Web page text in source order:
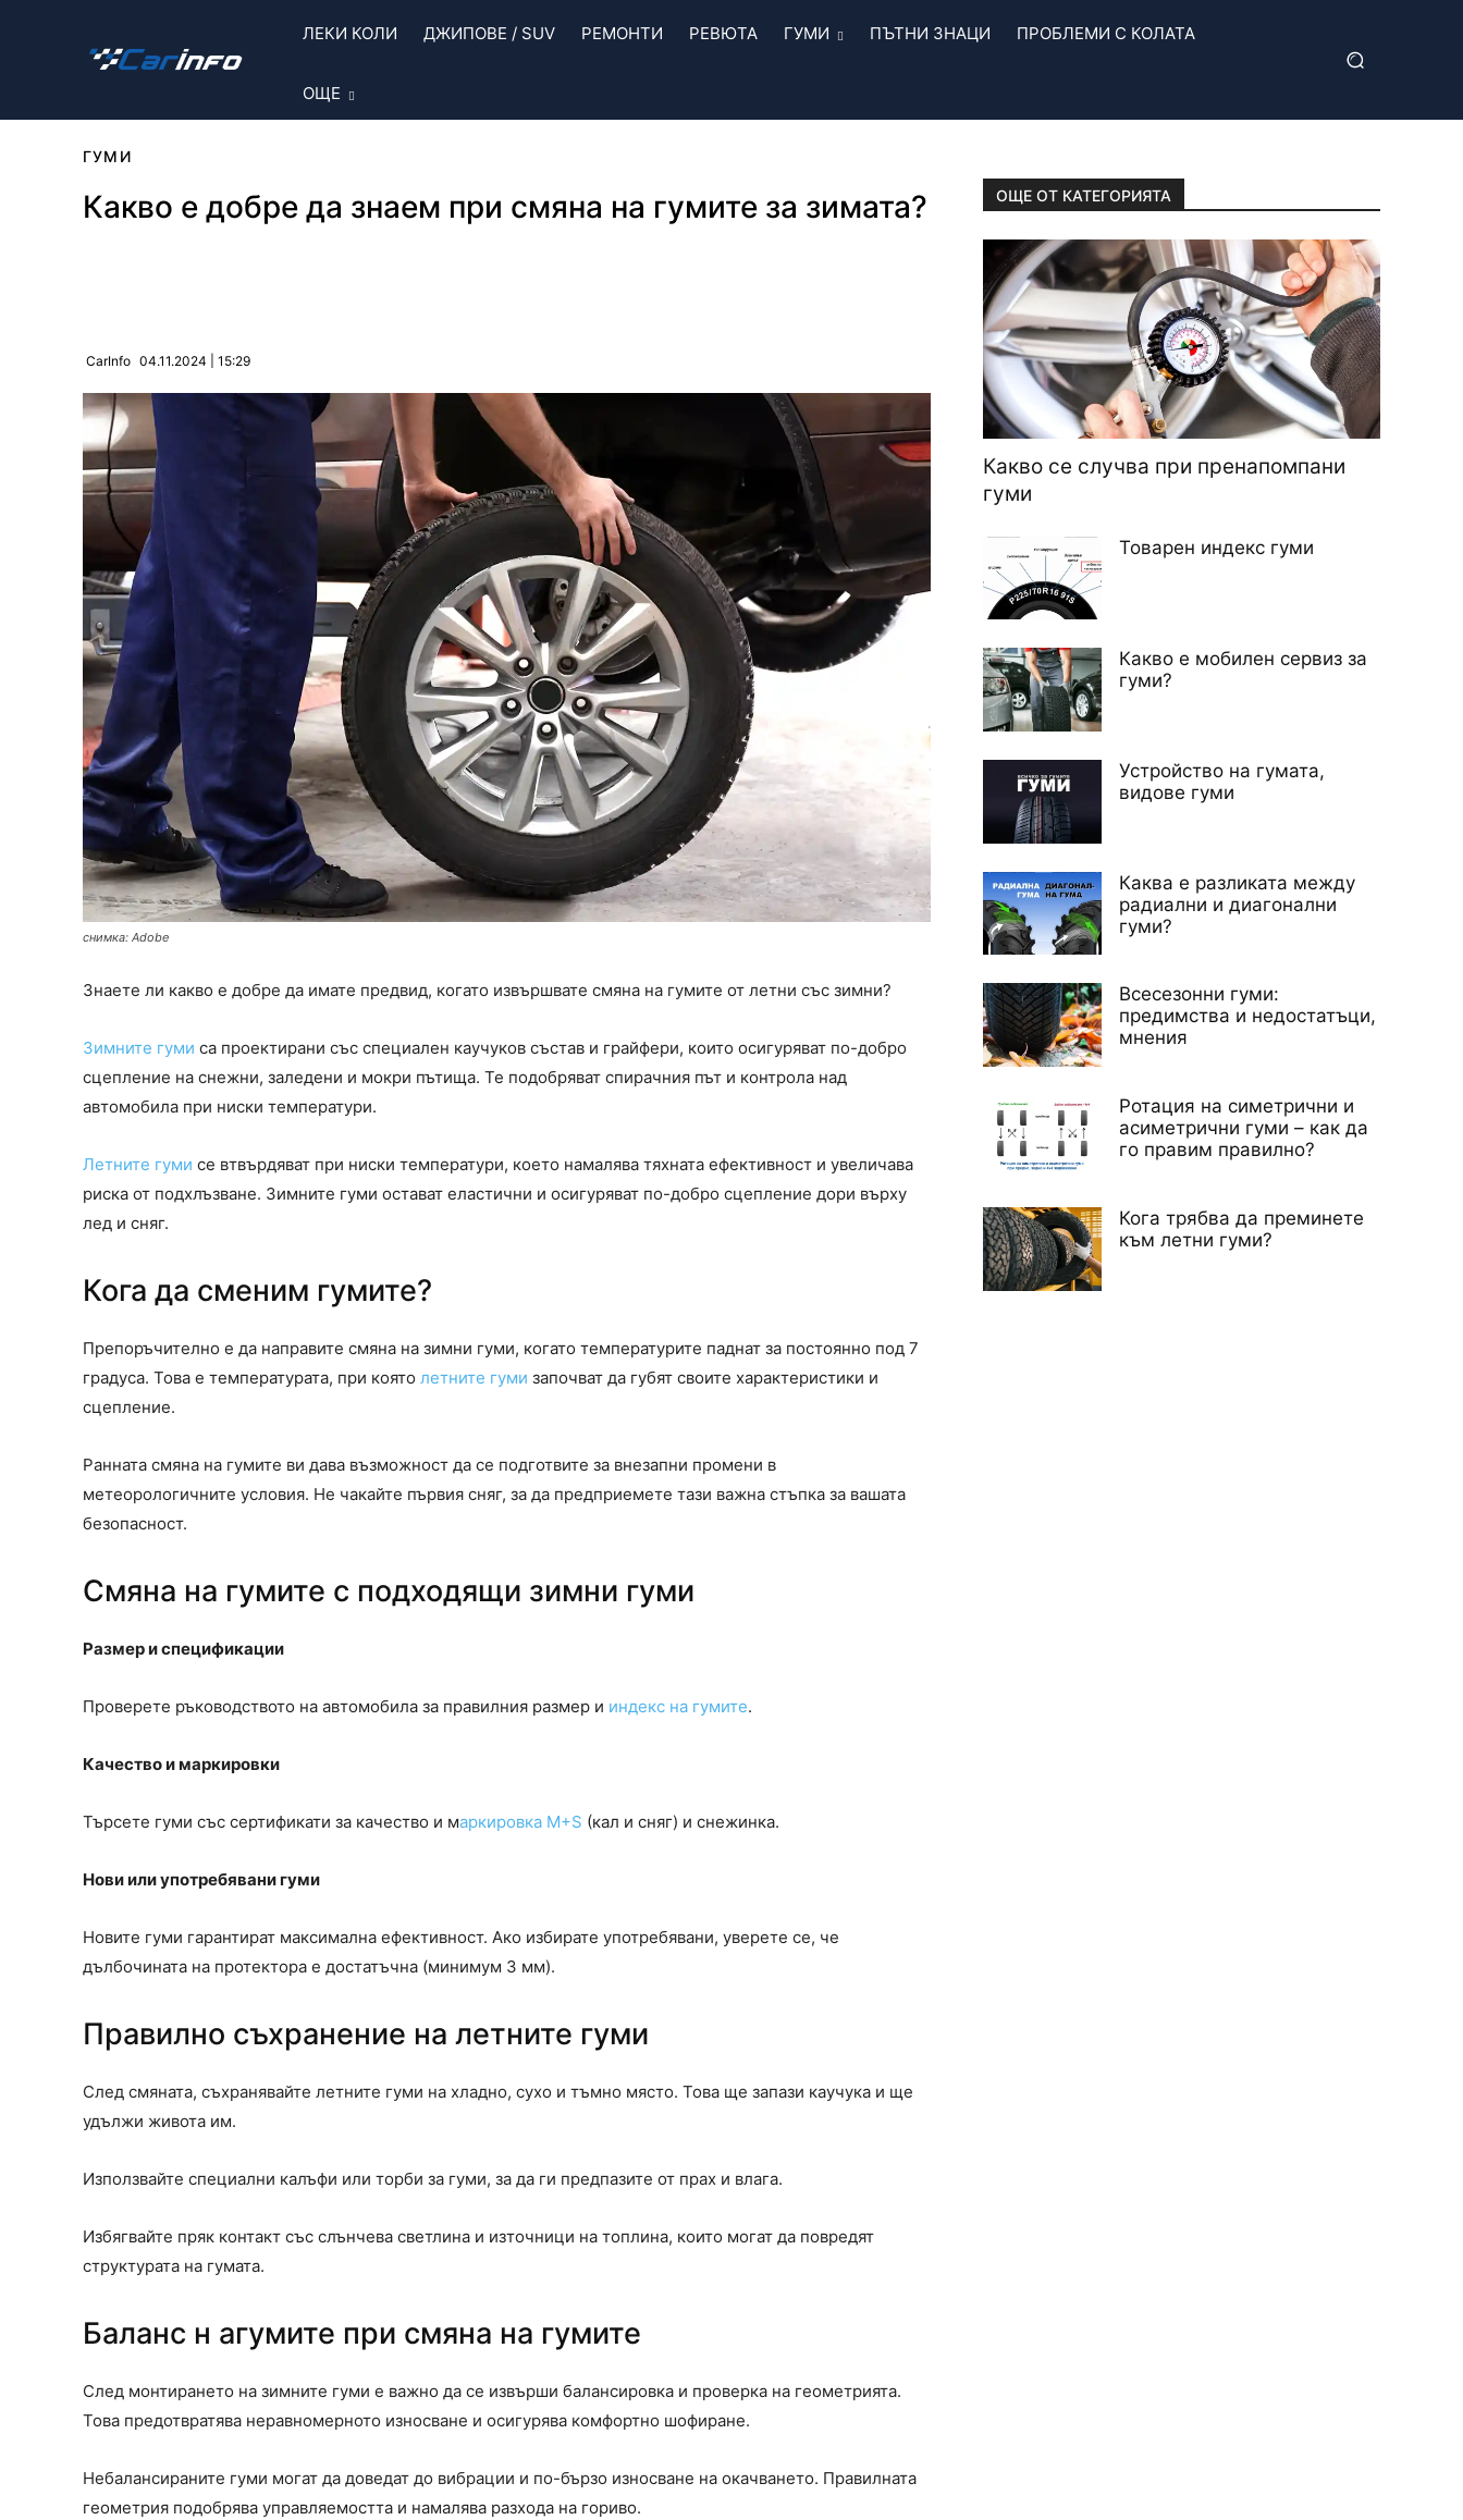
ЛЕКИ КОЛИ ДЖИПОВЕ / SUV РЕМОНТИ РЕВЮТА ГУМИ ПЪТНИ ЗНАЦИ ПРОБЛЕМИ С КОЛАТА
ОЩЕ
ГУМИ
Какво е добре да знаем при смяна на гумите за зимата?
CarInfo 04.11.2024 | 15:29
снимка: Adobe
Знаете ли какво е добре да имате предвид, когато извършвате смяна на гумите от летни със зимни?
Зимните гуми са проектирани със специален каучуков състав и грайфери, които осигуряват по-добро
сцепление на снежни, заледени и мокри пътища. Те подобряват спирачния път и контрола над
автомобила при ниски температури.
Летните гуми се втвърдяват при ниски температури, което намалява тяхната ефективност и увеличава
риска от подхлъзване. Зимните гуми остават еластични и осигуряват по-добро сцепление дори върху
лед и сняг.
Кога да сменим гумите?
Препоръчително е да направите смяна на зимни гуми, когато температурите паднат за постоянно под 7
градуса. Това е температурата, при която летните гуми започват да губят своите характеристики и
сцепление.
Ранната смяна на гумите ви дава възможност да се подготвите за внезапни промени в
метеорологичните условия. Не чакайте първия сняг, за да предприемете тази важна стъпка за вашата
безопасност.
Смяна на гумите с подходящи зимни гуми
Размер и спецификации
Проверете ръководството на автомобила за правилния размер и индекс на гумите.
Качество и маркировки
Търсете гуми със сертификати за качество и маркировка M+S (кал и сняг) и снежинка.
Нови или употребявани гуми
Новите гуми гарантират максимална ефективност. Ако избирате употребявани, уверете се, че
дълбочината на протектора е достатъчна (минимум 3 мм).
Правилно съхранение на летните гуми
След смяната, съхранявайте летните гуми на хладно, сухо и тъмно място. Това ще запази каучука и ще
удължи живота им.
Използвайте специални калъфи или торби за гуми, за да ги предпазите от прах и влага.
Избягвайте пряк контакт със слънчева светлина и източници на топлина, които могат да повредят
структурата на гумата.
Баланс н агумите при смяна на гумите
След монтирането на зимните гуми е важно да се извърши балансировка и проверка на геометрията.
Това предотвратява неравномерното износване и осигурява комфортно шофиране.
Небалансираните гуми могат да доведат до вибрации и по-бързо износване на окачването. Правилната
геометрия подобрява управляемостта и намалява разхода на гориво.
ОЩЕ ОТ КАТЕГОРИЯТА
Какво се случва при пренапомпани
гуми
Товарен индекс гуми
Какво е мобилен сервиз за
гуми?
Устройство на гумата,
видове гуми
Каква е разликата между
радиални и диагонални
гуми?
Всесезонни гуми:
предимства и недостатъци,
мнения
Ротация на симетрични и
асиметрични гуми – как да
го правим правилно?
Кога трябва да преминете
към летни гуми?